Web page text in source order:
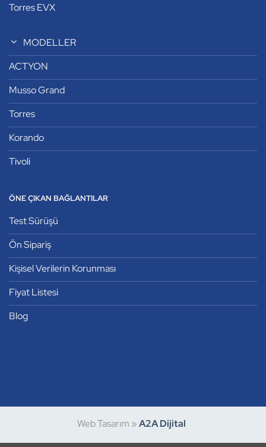
Torres EVX
MODELLER
ACTYON
Musso Grand
Torres
Korando
Tivoli
ÖNE ÇIKAN BAĞLANTILAR
Test Sürüşü
Ön Sipariş
Kişisel Verilerin Korunması
Fiyat Listesi
Blog
Web Tasarım »A2A Dijital